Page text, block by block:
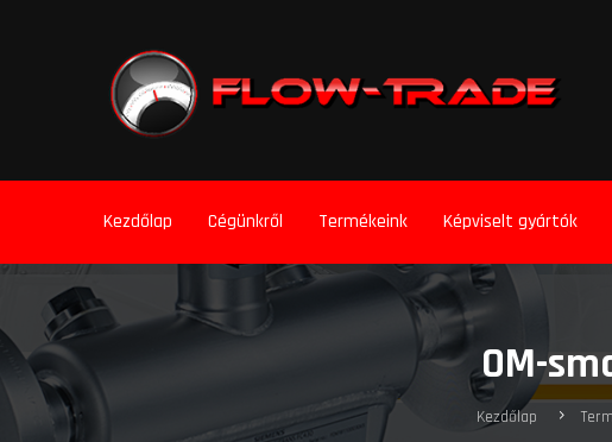
Kezdőlap Cégünkről Termékeink Képviselt gyártók
OM-
Kezdőlap